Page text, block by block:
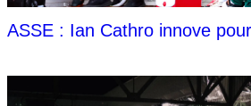
ASSE : Ian Cathro innove